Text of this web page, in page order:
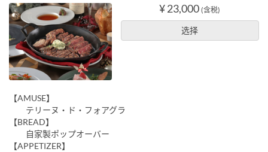
¥ 23,000 (含税)
选择
【AMUSE】
テリーヌ・ド・フォアグラ
【BREAD】
自家製ポップオーバー
【APPETIZER】